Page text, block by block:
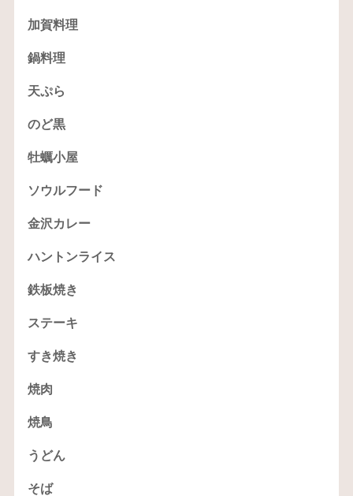
加賀料理
鍋料理
天ぷら
のど黒
牡蠣小屋
ソウルフード
金沢カレー
ハントンライス
鉄板焼き
ステーキ
すき焼き
焼肉
焼鳥
うどん
そば